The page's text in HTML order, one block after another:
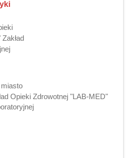
Opieki Zdrowotnej "LAB-MED"